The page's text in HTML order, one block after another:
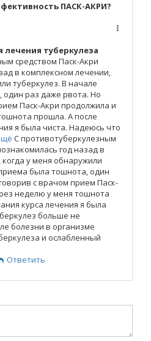
ПАСК-АКРИ?
туберкулеза
средством Паск-Акри
в комплексном лечении,
туберкулез. В начале
раз даже рвота. Но
Паск-Акри продолжила и
прошла. А после
я была чиста. Надеюсь что
С противотуберкулезным
год назад в
у меня обнаружили
была тошнота, один
с врачом прием Паск-
неделю у меня тошнота
курса лечения я была
больше не
болезни в организме
и ослабленный
Ответить